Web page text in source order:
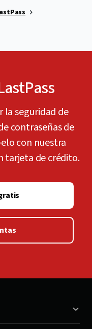
la seguridad de
contraseñas de
con nuestra
tarjeta de crédito.